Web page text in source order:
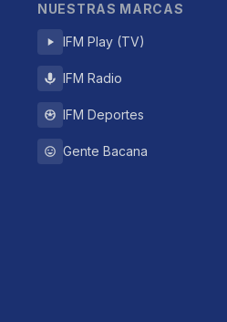
NUESTRAS MARCAS
IFM Play (TV)
IFM Radio
IFM Deportes
Gente Bacana